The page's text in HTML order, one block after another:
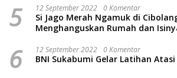
5 12 September 2022 0 Komentar
Si Jago Merah Ngamuk di
Menghanguskan Rumah dan
6 12 September 2022 0 Komentar
BNI Sukabumi Gelar Latihan